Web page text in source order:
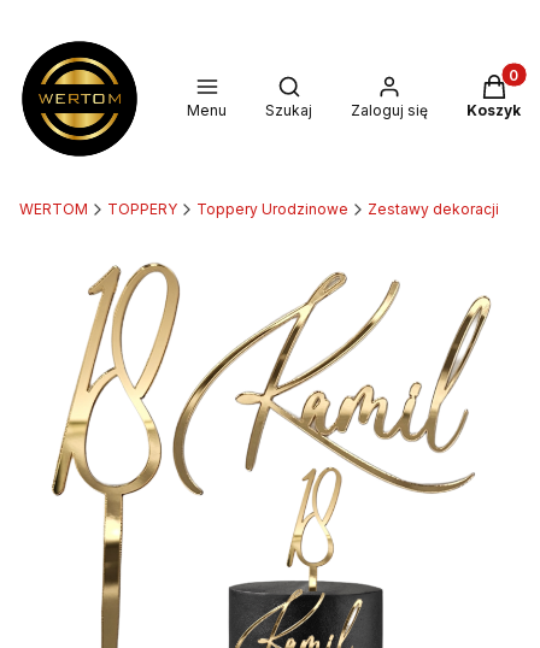
Menu
Otwórz wyszukiwarkę
Szukaj Zaloguj się Koszyk
WERTOM TOPPERY Toppery Urodzinowe Zestawy dekoracji